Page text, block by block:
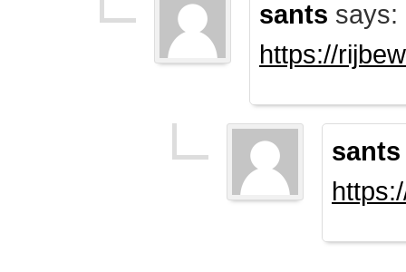
sants says:
https://
sants